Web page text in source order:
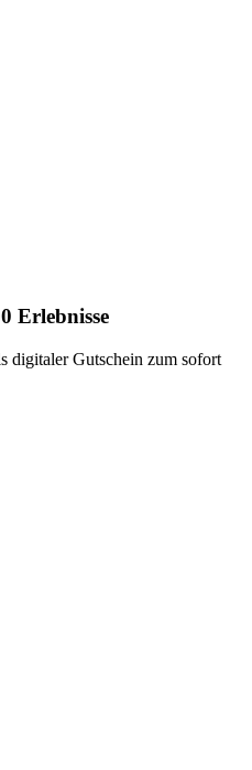
Erlebnisse
digitaler Gutschein zum sofort